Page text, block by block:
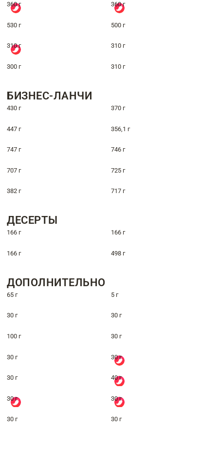
360 г 360 г
530 г 500 г
310 г 310 г
300 г 310 г
БИЗНЕС-ЛАНЧИ
430 г 370 г
447 г 356,1 г
747 г 746 г
707 г 725 г
382 г 717 г
ДЕСЕРТЫ
166 г 166 г
166 г 498 г
ДОПОЛНИТЕЛЬНО
65 г 5 г
30 г 30 г
100 г 30 г
30 г 30 г
30 г 40 г
30 г 30 г
30 г 30 г